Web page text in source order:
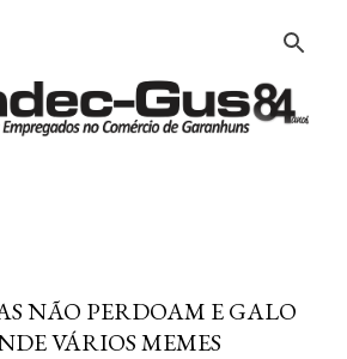
NÃO PERDOAM E GALO
VÁRIOS MEMES